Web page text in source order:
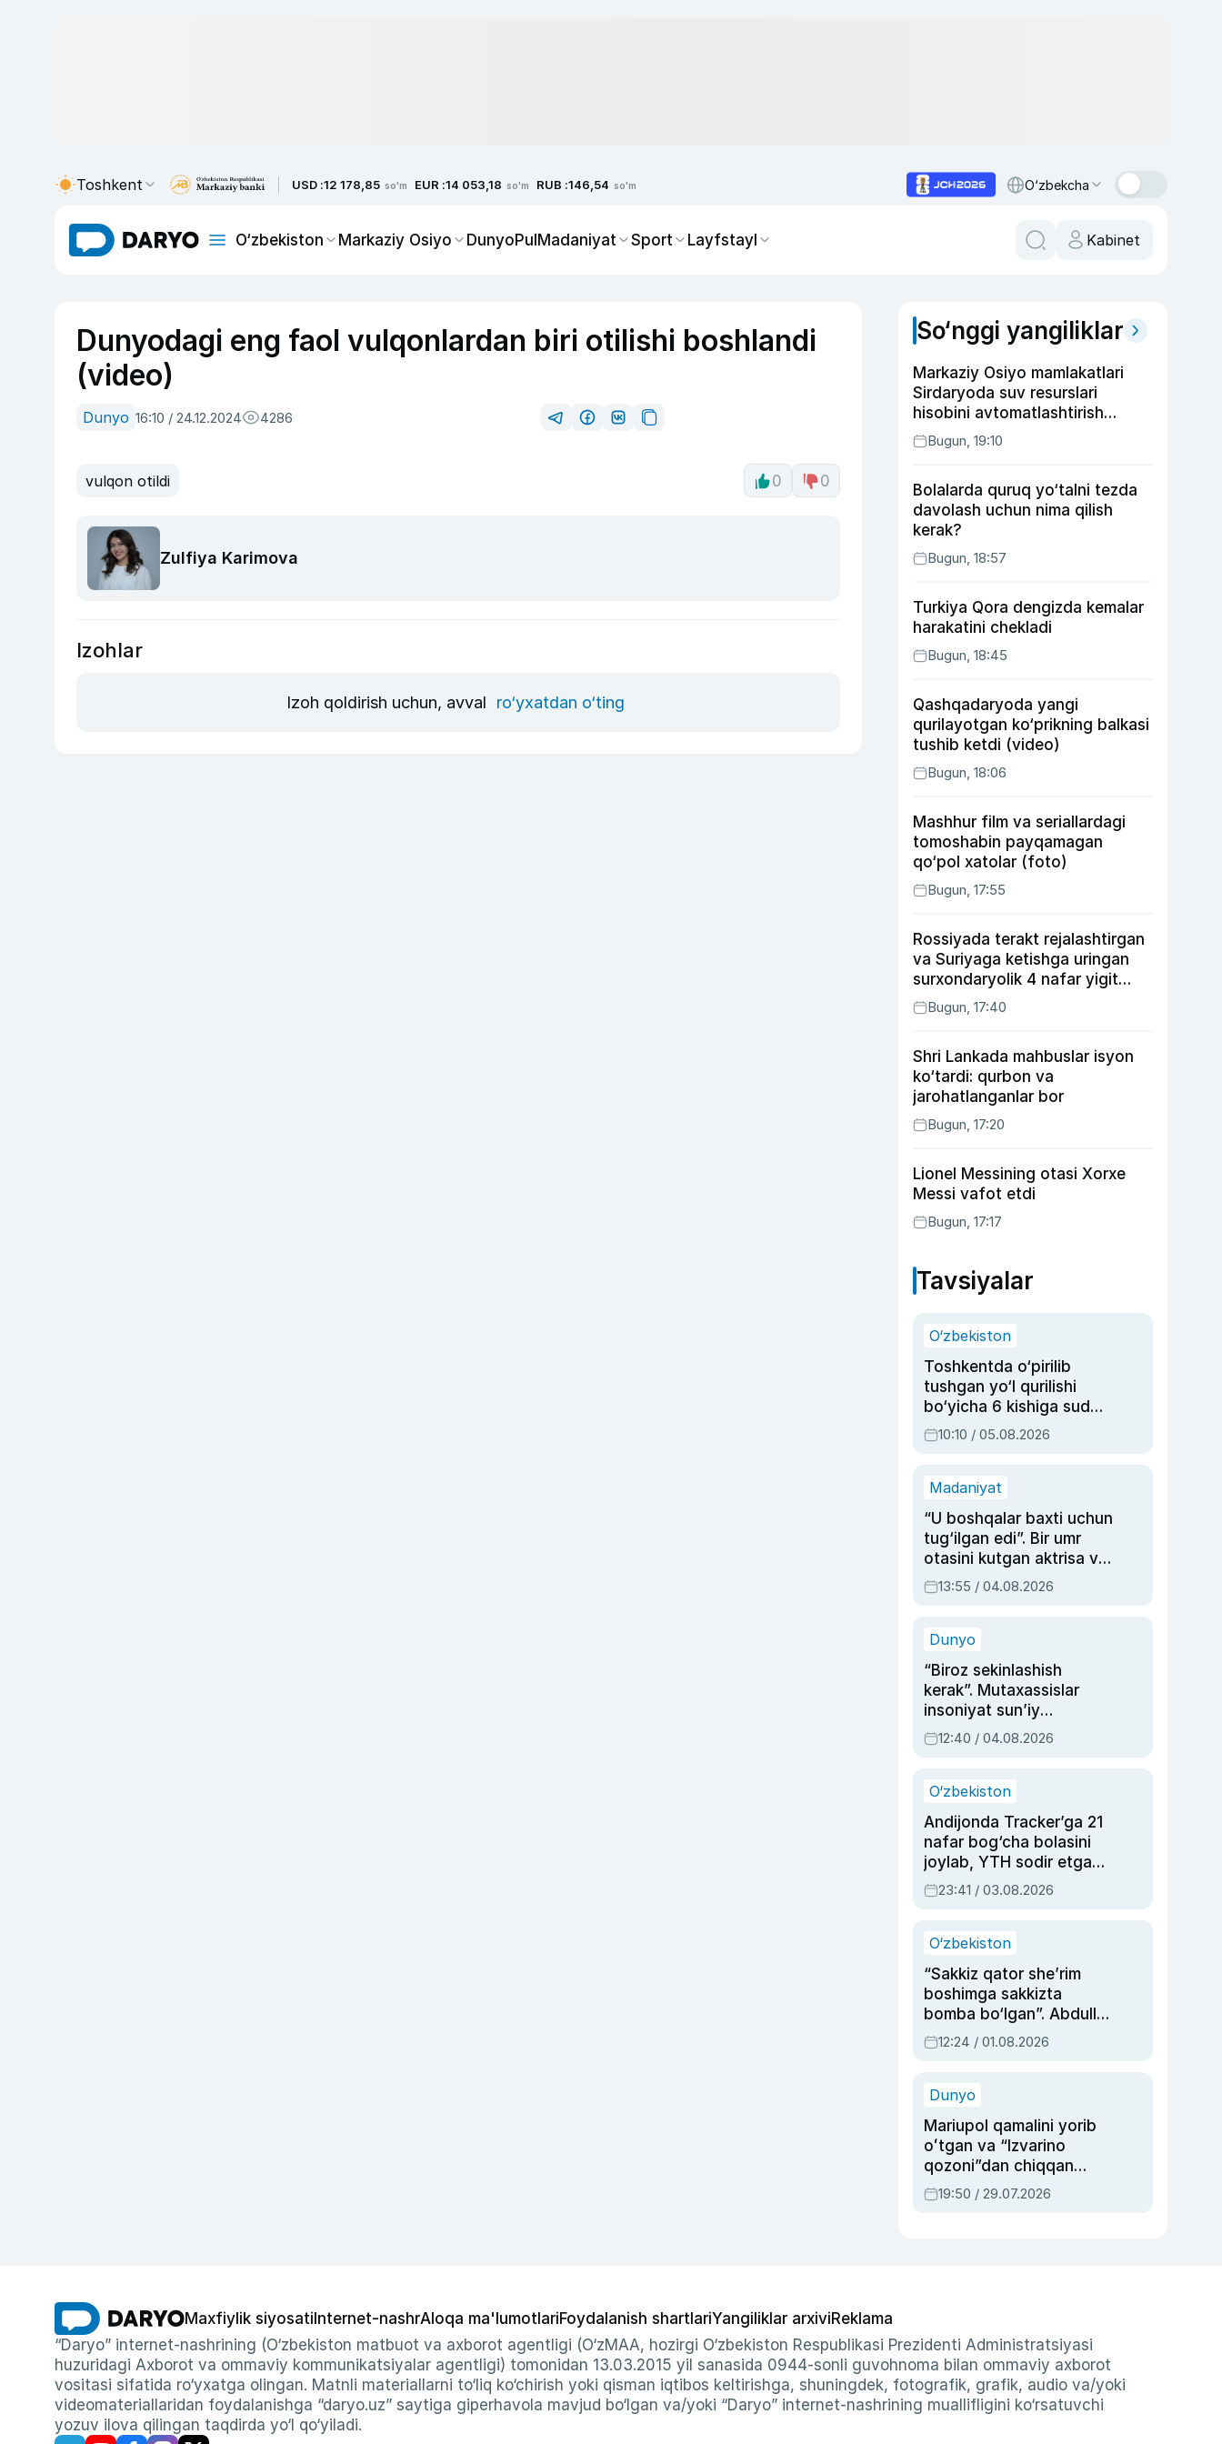
Toshkent USD :12 178,85 so'm EUR :14 053,18 so'm RUB :146,54 so'm O‘zbekcha
O‘zbekiston Markaziy Osiyo DunyoPulMadaniyat Sport Layfstayl Kabinet
Dunyodagi eng faol vulqonlardan biri otilishi boshlandi
(video)
Dunyo 16:10 / 24.12.2024 4286
vulqon otildi 0 0
Zulfiya Karimova
Izohlar
Izoh qoldirish uchun, avval ro‘yxatdan o‘ting
So‘nggi yangiliklar
Markaziy Osiyo mamlakatlari
Sirdaryoda suv resurslari
hisobini avtomatlashtirish
rejasini ishlab chiqishni
ma’qulladi
Bugun, 19:10
Bolalarda quruq yo‘talni tezda
davolash uchun nima qilish
kerak?
Bugun, 18:57
Turkiya Qora dengizda kemalar
harakatini chekladi
Bugun, 18:45
Qashqadaryoda yangi
qurilayotgan ko‘prikning balkasi
tushib ketdi (video)
Bugun, 18:06
Mashhur film va seriallardagi
tomoshabin payqamagan
qo‘pol xatolar (foto)
Bugun, 17:55
Rossiyada terakt rejalashtirgan
va Suriyaga ketishga uringan
surxondaryolik 4 nafar yigit
qamaldi
Bugun, 17:40
Shri Lankada mahbuslar isyon
ko‘tardi: qurbon va
jarohatlanganlar bor
Bugun, 17:20
Lionel Messining otasi Xorxe
Messi vafot etdi
Bugun, 17:17
Tavsiyalar
O‘zbekiston
Toshkentda o‘pirilib
tushgan yo‘l qurilishi
bo‘yicha 6 kishiga sud
hukmi o‘qildi
10:10 / 05.08.2026
Madaniyat
“U boshqalar baxti uchun
tug‘ilgan edi”. Bir umr
otasini kutgan aktrisa va
dublyaj ustasi Rimma
Ahmedovaning
13:55 / 04.08.2026
Dunyo
“Biroz sekinlashish
kerak”. Mutaxassislar
insoniyat sun’iy
intellektni boshqara
olmay qolishidan xavotir
12:40 / 04.08.2026
O‘zbekiston
Andijonda Tracker’ga 21
nafar bog‘cha bolasini
joylab, YTH sodir etgan
ayolga sud hukmi o‘qildi
23:41 / 03.08.2026
O‘zbekiston
“Sakkiz qator she’rim
boshimga sakkizta
bomba bo‘lgan”. Abdulla
Oripovni siyosiy
ayblovlardan asrab
12:24 / 01.08.2026
Dunyo
Mariupol qamalini yorib
oʻtgan va “Izvarino
qozoni”dan chiqqan
qahramon — Ukraina
armiyasi bosh
19:50 / 29.07.2026
Maxfiylik siyosati Internet-nashrAloqa ma'lumotlariFoydalanish shartlariYangiliklar arxiviReklama
“Daryo” internet-nashrining (O‘zbekiston matbuot va axborot agentligi (O‘zMAA, hozirgi O‘zbekiston Respublikasi Prezidenti Administratsiyasi
huzuridagi Axborot va ommaviy kommunikatsiyalar agentligi) tomonidan 13.03.2015 yil sanasida 0944-sonli guvohnoma bilan ommaviy axborot
vositasi sifatida ro‘yxatga olingan. Matnli materiallarni to‘liq ko‘chirish yoki qisman iqtibos keltirishga, shuningdek, fotografik, grafik, audio va/yoki
videomateriallaridan foydalanishga “daryo.uz” saytiga giperhavola mavjud bo‘lgan va/yoki “Daryo” internet-nashrining muallifligini ko‘rsatuvchi
yozuv ilova qilingan taqdirda yo‘l qo‘yiladi.